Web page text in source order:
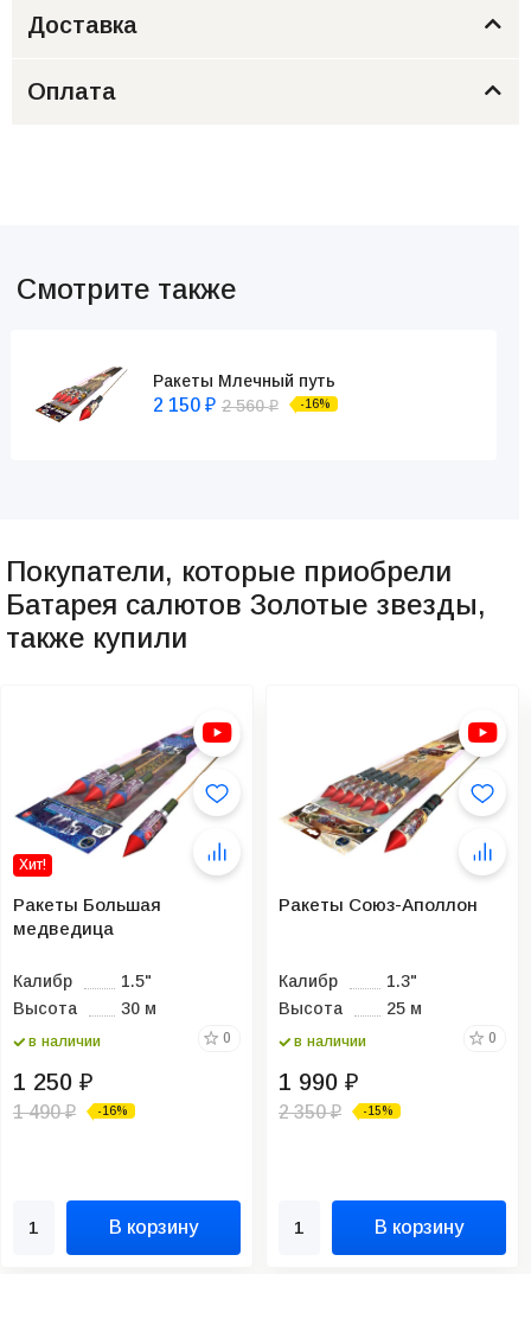
Доставка
Оплата
Смотрите также
Ракеты Млечный путь
2 150 ₽ 2 560₽ -16%
Покупатели, которые приобрели
Батарея салютов Золотые звезды,
также купили
Хит!
Ракеты Большая
медведица
Калибр
1.5"
Высота
30 м
в наличии 0
1 250 ₽
1 490₽ -16%
В корзину
Ракеты Союз-Аполлон
Калибр
1.3"
Высота
25 м
в наличии 0
1 990 ₽
2 350₽ -15%
В корзину